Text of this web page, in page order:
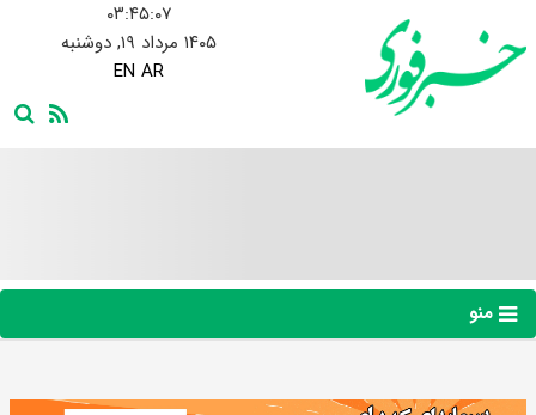
۰۳:۴۵:۰۸
۱۴۰۵ مرداد ۱۹, دوشنبه
EN AR
منو